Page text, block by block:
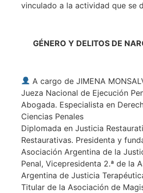
vinculado a la actividad que se
GÉNERO Y DELITOS DE
A cargo de JIMENA
Jueza Nacional de Ejecución
Abogada. Especialista en
Ciencias Penales
Diplomada en Justicia
Restaurativas. Presidenta y
Asociación Argentina de la
Penal, Vicepresidenta 2.ª de la
Argentina de Justicia
Titular de la Asociación de